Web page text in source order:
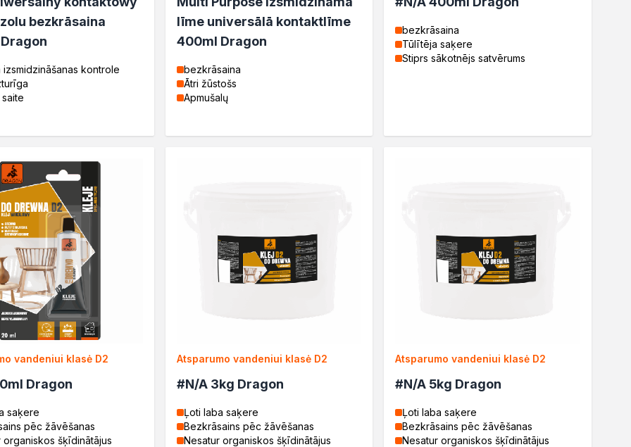
bezkrāsaina
kontrole
līme universālā kontaktlīme
400ml Dragon
bezkrāsaina
Ātri žūstošs
Apmušalų
bezkrāsaina
Tūlītēja saķere
Stiprs sākotnējs satvērums
vandeniui klasė D2
Dragon
saķere
pēc žāvēšanas
organiskos šķīdinātājus
Atsparumo vandeniui klasė D2
#N/A 3kg Dragon
Ļoti laba saķere
Bezkrāsains pēc žāvēšanas
Nesatur organiskos šķīdinātājus
Atsparumo vandeniui klasė D2
#N/A 5kg Dragon
Ļoti laba saķere
Bezkrāsains pēc žāvēšanas
Nesatur organiskos šķīdinātājus